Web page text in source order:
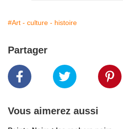
#Art - culture - histoire
Partager
Vous aimerez aussi